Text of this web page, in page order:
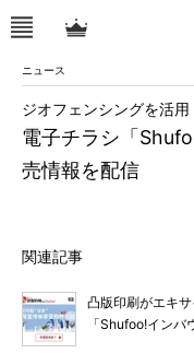
ニュース
電子チラシ「
売情報を配信
ジオフェンシングを活用
関連記事
凸版印刷がエキサ
「Shufoo!イン